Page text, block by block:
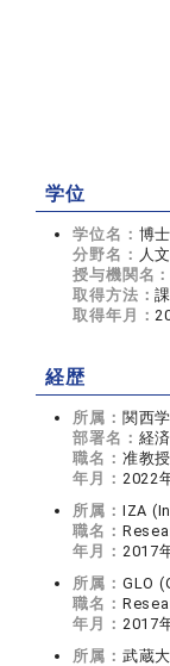
学位
学位名： 博
分野名： 人
授与機関名
取得方法：
取得年月：
経歴
所属： 関西
部署名： 経
職名： 准教授
年月： 2022
所属： IZA
職名：
年月： 2017
所属： GLO
職名：
年月： 2017
所属： 武蔵